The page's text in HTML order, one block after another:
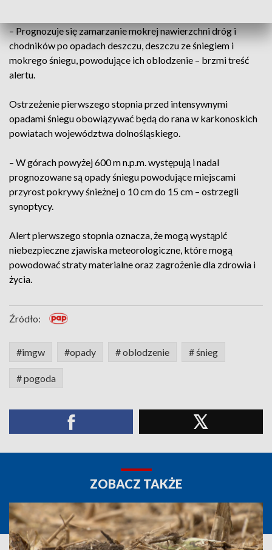
– Prognozuje się zamarzanie mokrej nawierzchni dróg i
chodników po opadach deszczu, deszczu ze śniegiem i
mokrego śniegu, powodujące ich oblodzenie – brzmi treść
alertu.
Ostrzeżenie pierwszego stopnia przed intensywnymi
opadami śniegu obowiązywać będą do rana w karkonoskich
powiatach województwa dolnośląskiego.
– W górach powyżej 600 m n.p.m. występują i nadal
prognozowane są opady śniegu powodujące miejscami
przyrost pokrywy śnieżnej o 10 cm do 15 cm – ostrzegli
synoptycy.
Alert pierwszego stopnia oznacza, że mogą wystąpić
niebezpieczne zjawiska meteorologiczne, które mogą
powodować straty materialne oraz zagrożenie dla zdrowia i
życia.
Źródło:
#imgw #opady # oblodzenie # śnieg
# pogoda
ZOBACZ TAKŻE